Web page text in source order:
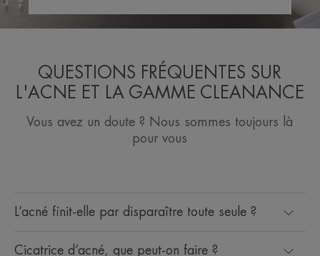
QUESTIONS FRÉQUENTES SUR
L'ACNE ET LA GAMME CLEANANCE
Vous avez un doute ? Nous sommes toujours là
pour vous
L’acné finit-elle par disparaître toute seule ?
Cicatrice d’acné, que peut-on faire ?